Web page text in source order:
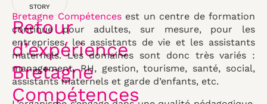
STORY
Retour
d’expérience
Bretagne
Compétences
Bretagne Compétencesest un centre de formation
continue pour adultes, sur mesure, pour les
entreprises, les assistants de vie et les assistants
maternels. Les domaines sont donc très variés :
management, RH, gestion, tourisme, santé, social,
assistants maternels et garde d’enfants, etc.